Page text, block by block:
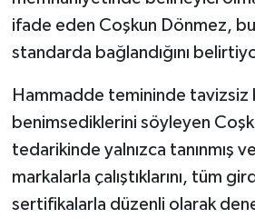
ifade eden Coşkun Dönmez, bu
standarda bağlandığını
Hammadde temininde tavizsiz
benimsediklerini söyleyen
tedarikinde yalnızca tanınmış
markalarla çalıştıklarını, tüm
sertifikalarla düzenli olarak